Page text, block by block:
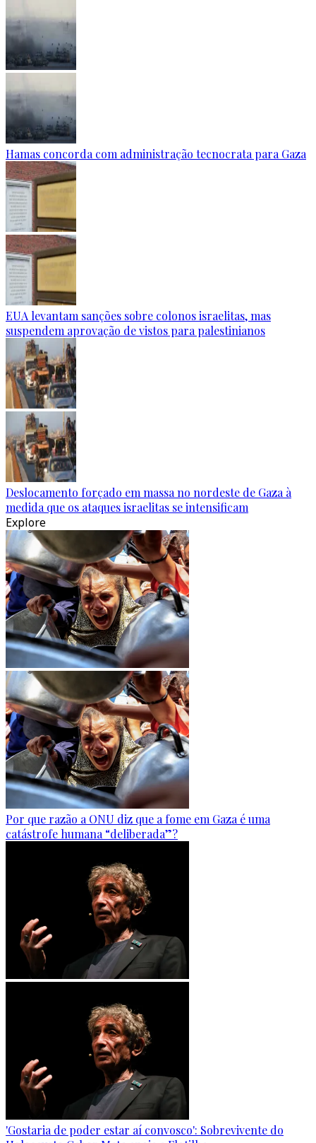
Hamas concorda com administração tecnocrata para Gaza
EUA levantam sanções sobre colonos israelitas, mas
suspendem aprovação de vistos para palestinianos
Deslocamento forçado em massa no nordeste de Gaza à
medida que os ataques israelitas se intensificam
Explore
Por que razão a ONU diz que a fome em Gaza é uma
catástrofe humana “deliberada”?
'Gostaria de poder estar aí convosco': Sobrevivente do